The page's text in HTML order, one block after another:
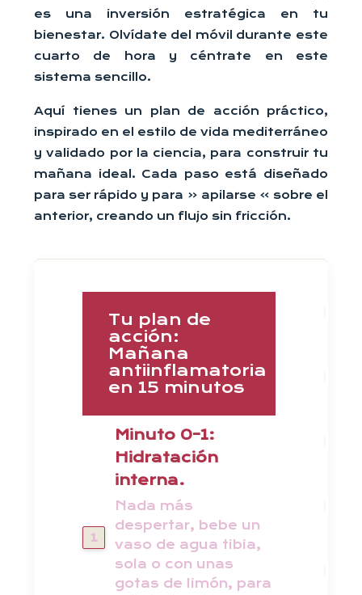
es una inversión estratégica en tu
bienestar. Olvídate del móvil durante este
cuarto de hora y céntrate en este
sistema sencillo.
Aquí tienes un plan de acción práctico,
inspirado en el estilo de vida mediterráneo
y validado por la ciencia, para construir tu
mañana ideal. Cada paso está diseñado
para ser rápido y para « apilarse » sobre el
anterior, creando un flujo sin fricción.
Tu plan de
acción:
Mañana
antiinflamatoria
en 15 minutos
Minuto 0-1:
Hidratación
interna.
Nada más
despertar, bebe un
vaso de agua tibia,
sola o con unas
gotas de limón, para